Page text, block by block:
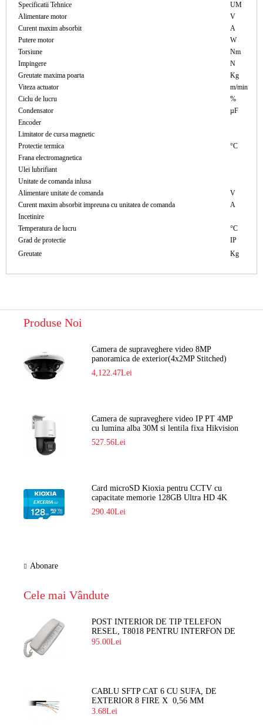
Specificatii Tehnice
UM
Alimentare motor
V
Curent maxim absorbit
A
Putere motor
W
Torsiune
Nm
Impingere
N
Greutate maxima poarta
Kg
Viteza actuator
m/min
Ciclu de lucru
%
Condensator
µF
Encoder
Limitator de cursa magnetic
Protectie termica
°C
Frana electromagnetica
Ulei lubrifiant
Unitate de comanda inlusa
Alimentare unitate de comanda
V
Curent maxim absorbit impreuna cu unitatea de comanda
A
Incetinire
Temperatura de lucru
°C
Grad de protectie
IP
Greutate
Kg
Produse Noi
Camera de supraveghere video 8MP
panoramica de exterior(4x2MP Stitched)
Navaio NGC-7482PR
4,122.47Lei
Camera de supraveghere video IP PT 4MP
cu lumina alba 30M si lentila fixa Hikvision
DS-2DE2C400SCG-E F1
527.56Lei
Card microSD Kioxia pentru CCTV cu
capacitate memorie 128GB Ultra HD 4K
LMEX2L128GG2
290.40Lei
Abonare
Cele mai Vândute
POST INTERIOR DE TIP TELEFON
RESEL, T8018 PENTRU INTERFON DE
BLOC
95.00Lei
CABLU SFTP CAT 6 CU SUFA, DE
EXTERIOR 8 FIRE X 0,56 MM
3.68Lei